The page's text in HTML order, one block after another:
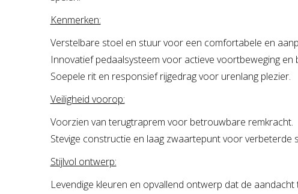
Kenmerken:
Verstelbare stoel en stuur voor een comfortabele en
Innovatief pedaalsysteem voor actieve voortbeweging
Soepele rit en responsief rijgedrag voor urenlang plezier.
Veiligheid voorop:
Voorzien van terugtraprem voor betrouwbare remkracht.
Stevige constructie en laag zwaartepunt voor verbeterde
Stijlvol ontwerp:
Levendige kleuren en opvallend ontwerp dat de